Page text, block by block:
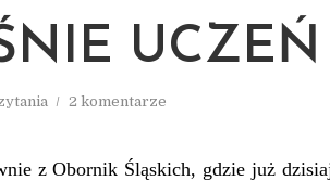
UCZEŃ
2 komentarze
z Obornik Śląskich, gdzie już